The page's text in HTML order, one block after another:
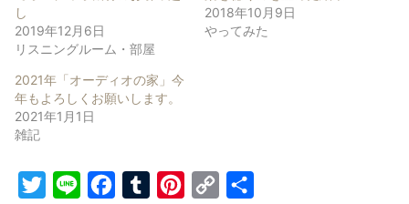
し
2019年12月6日
リスニングルーム・部屋
2018年10月9日
やってみた
2021年「オーディオの家」今
年もよろしくお願いします。
2021年1月1日
雑記